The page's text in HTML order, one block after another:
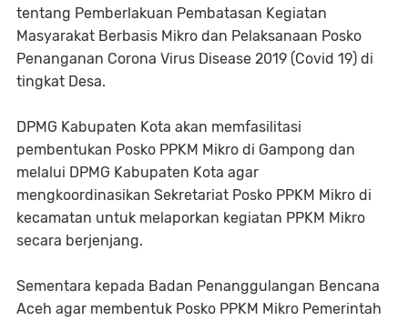
tentang Pemberlakuan Pembatasan Kegiatan
Masyarakat Berbasis Mikro dan Pelaksanaan Posko
Penanganan Corona Virus Disease 2019 (Covid 19) di
tingkat Desa.
DPMG Kabupaten Kota akan memfasilitasi
pembentukan Posko PPKM Mikro di Gampong dan
melalui DPMG Kabupaten Kota agar
mengkoordinasikan Sekretariat Posko PPKM Mikro di
kecamatan untuk melaporkan kegiatan PPKM Mikro
secara berjenjang.
Sementara kepada Badan Penanggulangan Bencana
Aceh agar membentuk Posko PPKM Mikro Pemerintah